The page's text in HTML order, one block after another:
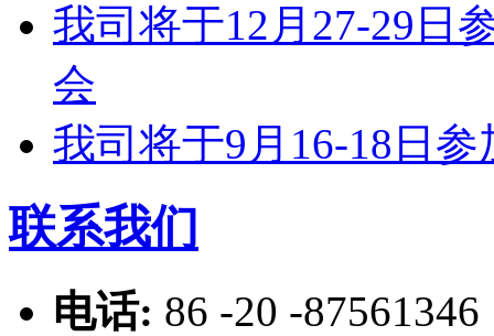
我司将于12月27-29日
会
我司将于9月16-18日
联系我们
电话: 86 -20 -87561346